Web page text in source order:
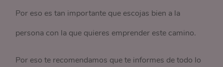
Por eso es tan importante que escojas bien a la
persona con la que quieres emprender este camino.
Por eso te recomendamos que te informes de todo lo